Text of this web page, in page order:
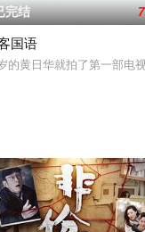
贬入凡间，他们必须经
李自成亡国后，他旗下
完结
国语
的黄日华就拍了第一部电